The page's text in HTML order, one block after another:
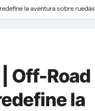
la aventura sobre ruedas
Off-Road
la